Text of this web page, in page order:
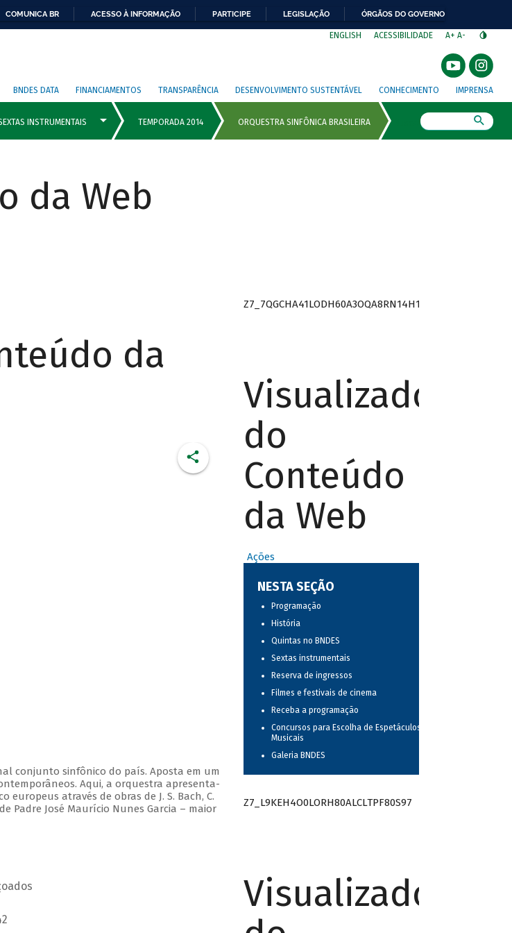
COMUNICA BR ACESSO À INFORMAÇÃO PARTICIPE LEGISLAÇÃO ÓRGÃOS DO GOVERNO
ENGLISH ACESSIBILIDADE A+ A-
BNDES DATA FINANCIAMENTOS TRANSPARÊNCIA DESENVOLVIMENTO SUSTENTÁVEL CONHECIMENTO IMPRENSA
da Web
da
conjunto sinfônico do país. Aposta em um
Aqui, a orquestra apresenta-
através de obras de J. S. Bach, C.
Padre José Maurício Nunes Garcia – maior
Z7_7QGCHA41LODH60A3OQA8RN14H1
Visualizador
do
Conteúdo
da Web
Ações
NESTA SEÇÃO
Programação
História
Quintas no BNDES
Sextas instrumentais
Reserva de ingressos
Filmes e festivais de cinema
Receba a programação
Concursos para Escolha de Espetáculos
Musicais
Galeria BNDES
Z7_L9KEH4O0LORH80ALCLTPF80S97
Visualizador